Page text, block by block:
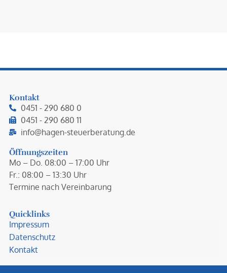
Kontakt
0451 - 290 680 0
0451 - 290 680 11
info@hagen-steuerberatung.de
Öffnungszeiten
Mo – Do. 08:00 – 17:00 Uhr
Fr.: 08:00 – 13:30 Uhr
Termine nach Vereinbarung
Quicklinks
Impressum
Datenschutz
Kontakt